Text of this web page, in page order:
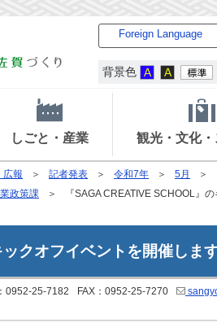
Foreign Language
背景色
しごと・産業 観光・文化
広報 記者発表 令和7年 5月
政策課 『SAGA CREATIVE SCHOOL』
クオフイベントを開催しま
0952-25-7182 FAX：0952-25-7270